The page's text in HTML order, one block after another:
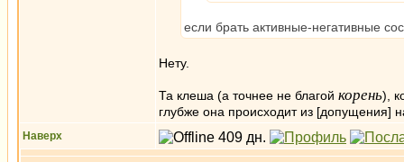
если брать активные-негативные
Нету.
Та клеша (а точнее не благой корень),
глубже она происходит из [допущения]
Наверх